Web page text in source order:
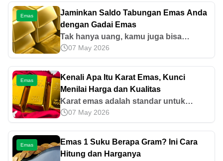
Emas
Jaminkan Saldo Tabungan Emas Anda
dengan Gadai Emas
Tak hanya uang, kamu juga bisa
menabung emas di Pegadaian.
Sebenarnya, apa saja keuntungan
menabung emas? Simak ulasannya di
sini.
07 May 2026
Emas
Kenali Apa Itu Karat Emas, Kunci
Menilai Harga dan Kualitas
Karat emas adalah standar untuk
mengukur tingkat kemurnian emas.
Pahami jenis-jenis, hubungannya
dengan harga emas, dan cara
mengeceknya di sini!
07 May 2026
Emas
Emas 1 Suku Berapa Gram? Ini Cara
Hitung dan Harganya